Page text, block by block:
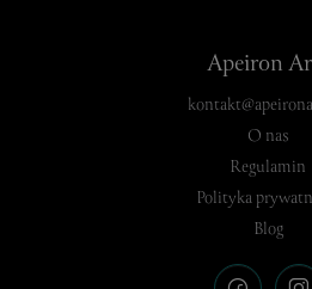
Apeiron
O nas
Regulamin
Polityka
Blog